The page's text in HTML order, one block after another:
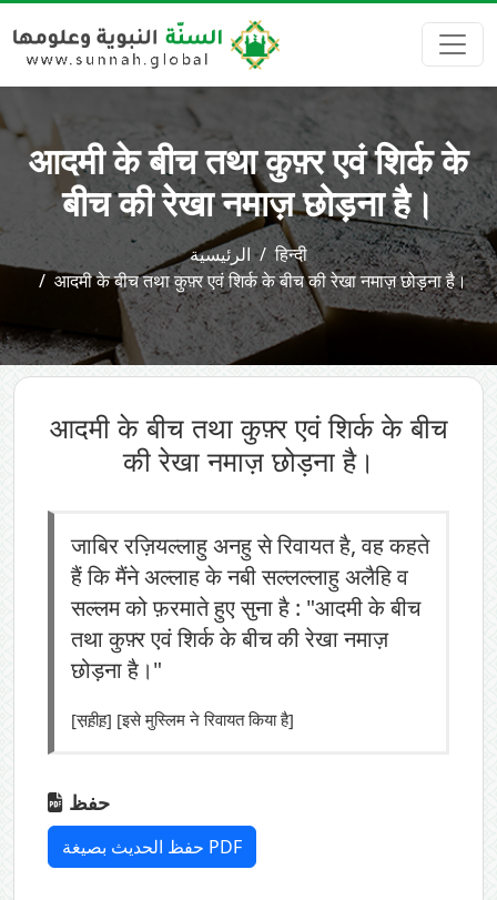
आदमी के बीच तथा कुफ़्र एवं शिर्क के
बीच की रेखा नमाज़ छोड़ना है।
الرئيسية
हिन्दी
आदमी के बीच तथा कुफ़्र एवं शिर्क के बीच की रेखा नमाज़ छोड़ना है।
आदमी के बीच तथा कुफ़्र एवं शिर्क के बीच
की रेखा नमाज़ छोड़ना है।
जाबिर रज़ियल्लाहु अनहु से रिवायत है, वह कहते
हैं कि मैंने अल्लाह के नबी सल्लल्लाहु अलैहि व
सल्लम को फ़रमाते हुए सुना है : "आदमी के बीच
तथा कुफ़्र एवं शिर्क के बीच की रेखा नमाज़
छोड़ना है।"
[स़ह़ीह़] [इसे मुस्लिम ने रिवायत किया है]
حفظ
حفظ الحديث بصيغة PDF